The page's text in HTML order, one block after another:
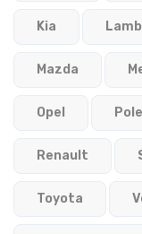
Kia
Mazda
Opel
Renault
Toyota